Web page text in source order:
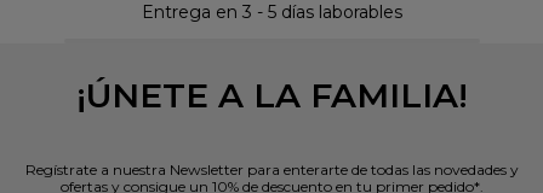
Entrega en 3 - 5 días laborables
¡ÚNETE A LA FAMILIA!
Regístrate a nuestra Newsletter para enterarte de todas las novedades y
ofertas y consigue un 10% de descuento en tu primer pedido*.